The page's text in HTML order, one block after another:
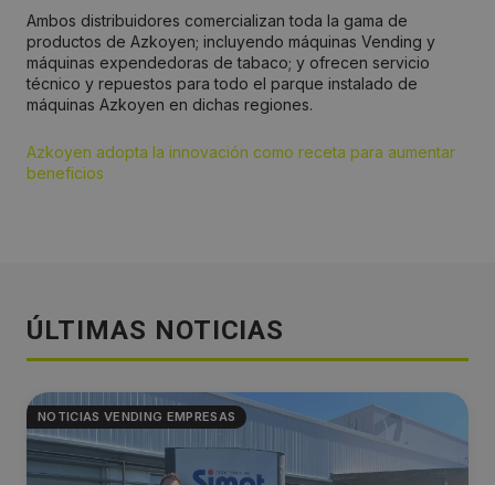
Ambos distribuidores comercializan toda la gama de
productos de Azkoyen; incluyendo máquinas Vending y
máquinas expendedoras de tabaco; y ofrecen servicio
técnico y repuestos para todo el parque instalado de
máquinas Azkoyen en dichas regiones.
Azkoyen adopta la innovación como receta para aumentar
beneficios
ÚLTIMAS NOTICIAS
NOTICIAS VENDING EMPRESAS